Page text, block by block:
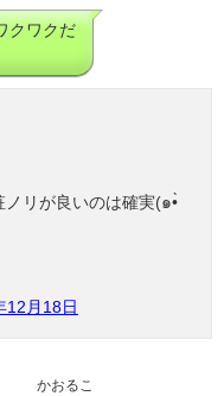
クワクだ
リが良いのは確実(๑•̀
12月18日
かおるこ